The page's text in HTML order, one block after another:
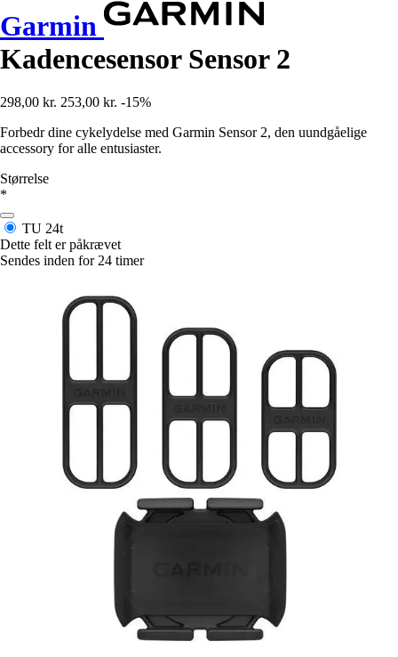
Garmin
Kadencesensor Sensor 2
298,00 kr. 253,00 kr. -15%
Forbedr dine cykelydelse med Garmin Sensor 2, den uundgåelige
accessory for alle entusiaster.
Størrelse
*
TU 24t
Dette felt er påkrævet
Sendes inden for 24 timer